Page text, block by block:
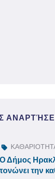
Ο Δήμος
τονώνει την